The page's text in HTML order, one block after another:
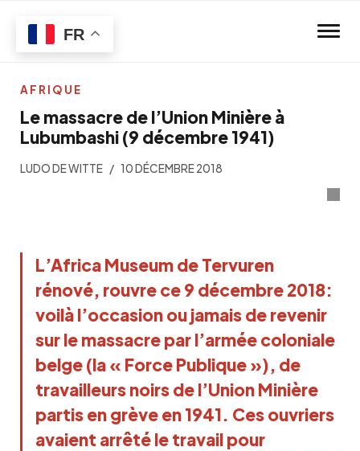
Le massacre de l’Union Minière à
Lubumbashi (9 décembre 1941)
LUDO DE WITTE 10 DÉCEMBRE 2018
L’Africa Museum de Tervuren
rénové, rouvre ce 9 décembre 2018:
voilà l’occasion ou jamais de revenir
sur le massacre par l’armée coloniale
belge (la « Force Publique »), de
travailleurs noirs de l’Union Minière
partis en grève en 1941. Ces ouvriers
avaient arrêté le travail pour
AFRIQUE
FR